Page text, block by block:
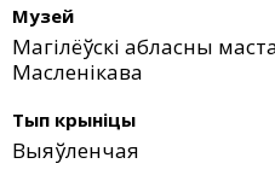
Музей
Магілёўскі абласны
Масленікава
Тып крыніцы
Выяўленчая